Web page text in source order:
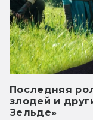
Последняя
злодей и
Зельде»